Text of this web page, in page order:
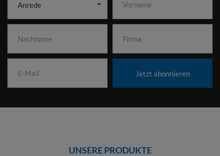
Anrede
Jetzt abonnieren
UNSERE PRODUKTE